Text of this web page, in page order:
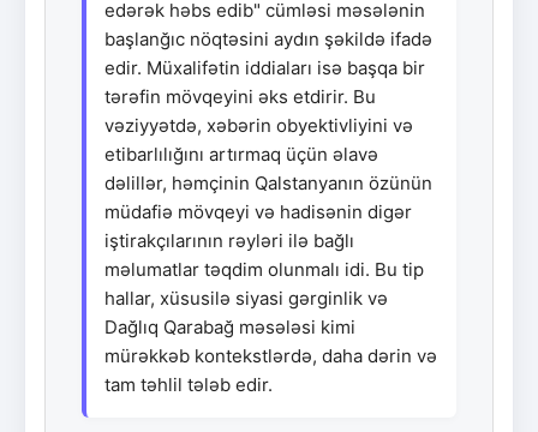
edərək həbs edib" cümləsi məsələnin
başlanğıc nöqtəsini aydın şəkildə ifadə
edir. Müxalifətin iddiaları isə başqa bir
tərəfin mövqeyini əks etdirir. Bu
vəziyyətdə, xəbərin obyektivliyini və
etibarlılığını artırmaq üçün əlavə
dəlillər, həmçinin Qalstanyanın özünün
müdafiə mövqeyi və hadisənin digər
iştirakçılarının rəyləri ilə bağlı
məlumatlar təqdim olunmalı idi. Bu tip
hallar, xüsusilə siyasi gərginlik və
Dağlıq Qarabağ məsələsi kimi
mürəkkəb kontekstlərdə, daha dərin və
tam təhlil tələb edir.